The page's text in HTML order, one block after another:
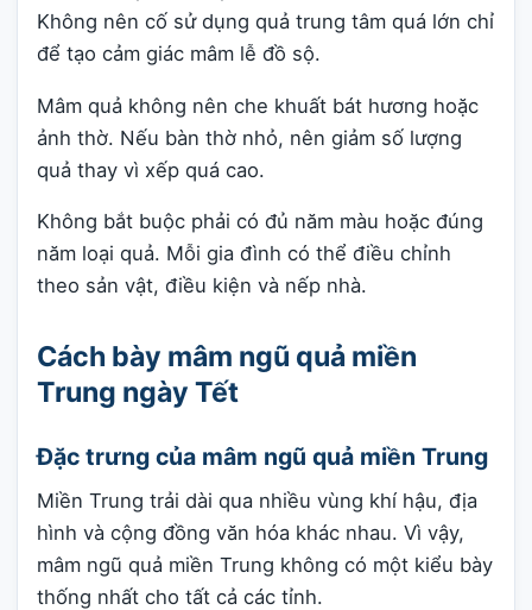
Không nên cố sử dụng quả trung tâm quá lớn chỉ
để tạo cảm giác mâm lễ đồ sộ.
Mâm quả không nên che khuất bát hương hoặc
ảnh thờ. Nếu bàn thờ nhỏ, nên giảm số lượng
quả thay vì xếp quá cao.
Không bắt buộc phải có đủ năm màu hoặc đúng
năm loại quả. Mỗi gia đình có thể điều chỉnh
theo sản vật, điều kiện và nếp nhà.
Cách bày mâm ngũ quả miền
Trung ngày Tết
Đặc trưng của mâm ngũ quả miền Trung
Miền Trung trải dài qua nhiều vùng khí hậu, địa
hình và cộng đồng văn hóa khác nhau. Vì vậy,
mâm ngũ quả miền Trung không có một kiểu bày
thống nhất cho tất cả các tỉnh.